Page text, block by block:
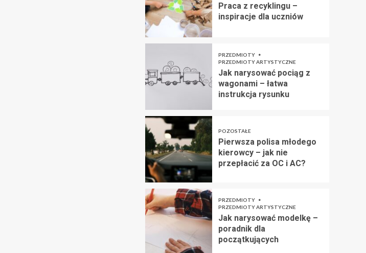
Praca z recyklingu –
inspiracje dla uczniów
PRZEDMIOTY
PRZEDMIOTY ARTYSTYCZNE
Jak narysować pociąg z
wagonami – łatwa
instrukcja rysunku
POZOSTAŁE
Pierwsza polisa młodego
kierowcy – jak nie
przepłacić za OC i AC?
PRZEDMIOTY
PRZEDMIOTY ARTYSTYCZNE
Jak narysować modelkę –
poradnik dla
początkujących